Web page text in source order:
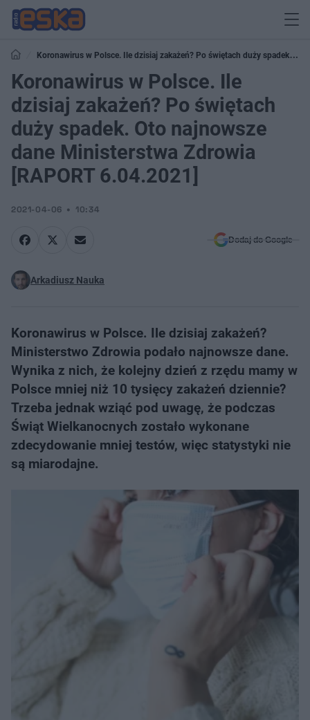
Koronawirus w Polsce. Ile dzisiaj zakażeń? Po świętach duży spadek. Oto
najnowsze dane Ministerstwa Zdrowia [RAPORT 6.04.2021]
Koronawirus w Polsce. Ile
dzisiaj zakażeń? Po świętach
duży spadek. Oto najnowsze
dane Ministerstwa Zdrowia
[RAPORT 6.04.2021]
2021-04-06 10:34
Dodaj do Google
Arkadiusz Nauka
Koronawirus w Polsce. Ile dzisiaj zakażeń?
Ministerstwo Zdrowia podało najnowsze dane.
Wynika z nich, że kolejny dzień z rzędu mamy w
Polsce mniej niż 10 tysięcy zakażeń dziennie?
Trzeba jednak wziąć pod uwagę, że podczas
Świąt Wielkanocnych zostało wykonane
zdecydowanie mniej testów, więc statystyki nie
są miarodajne.